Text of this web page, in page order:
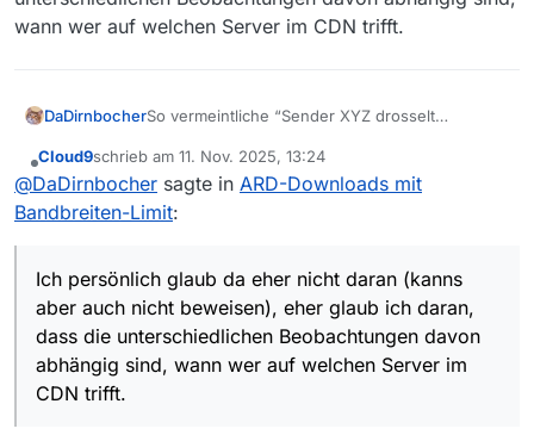
wann wer auf welchen Server im CDN trifft.
DaDirnbocherSo vermeintliche “Sender XYZ drosselt
wieder einmal (willkürliches Beispiel:
Ich persönlich glaub da eher nicht daran (kanns
aber auch nicht beweisen), eher glaub ich
daran, dass die unterschiedlichen
Offline
Cloud9schrieb am 11. Nov. 2025, 13:24
zuletzt editiert von
@DaDirnbocher sagte in ARD-Downloads mit
Bandbreiten-Limit:
Ich persönlich glaub da eher nicht daran (kanns
aber auch nicht beweisen), eher glaub ich daran,
dass die unterschiedlichen Beobachtungen davon
abhängig sind, wann wer auf welchen Server im
CDN trifft.